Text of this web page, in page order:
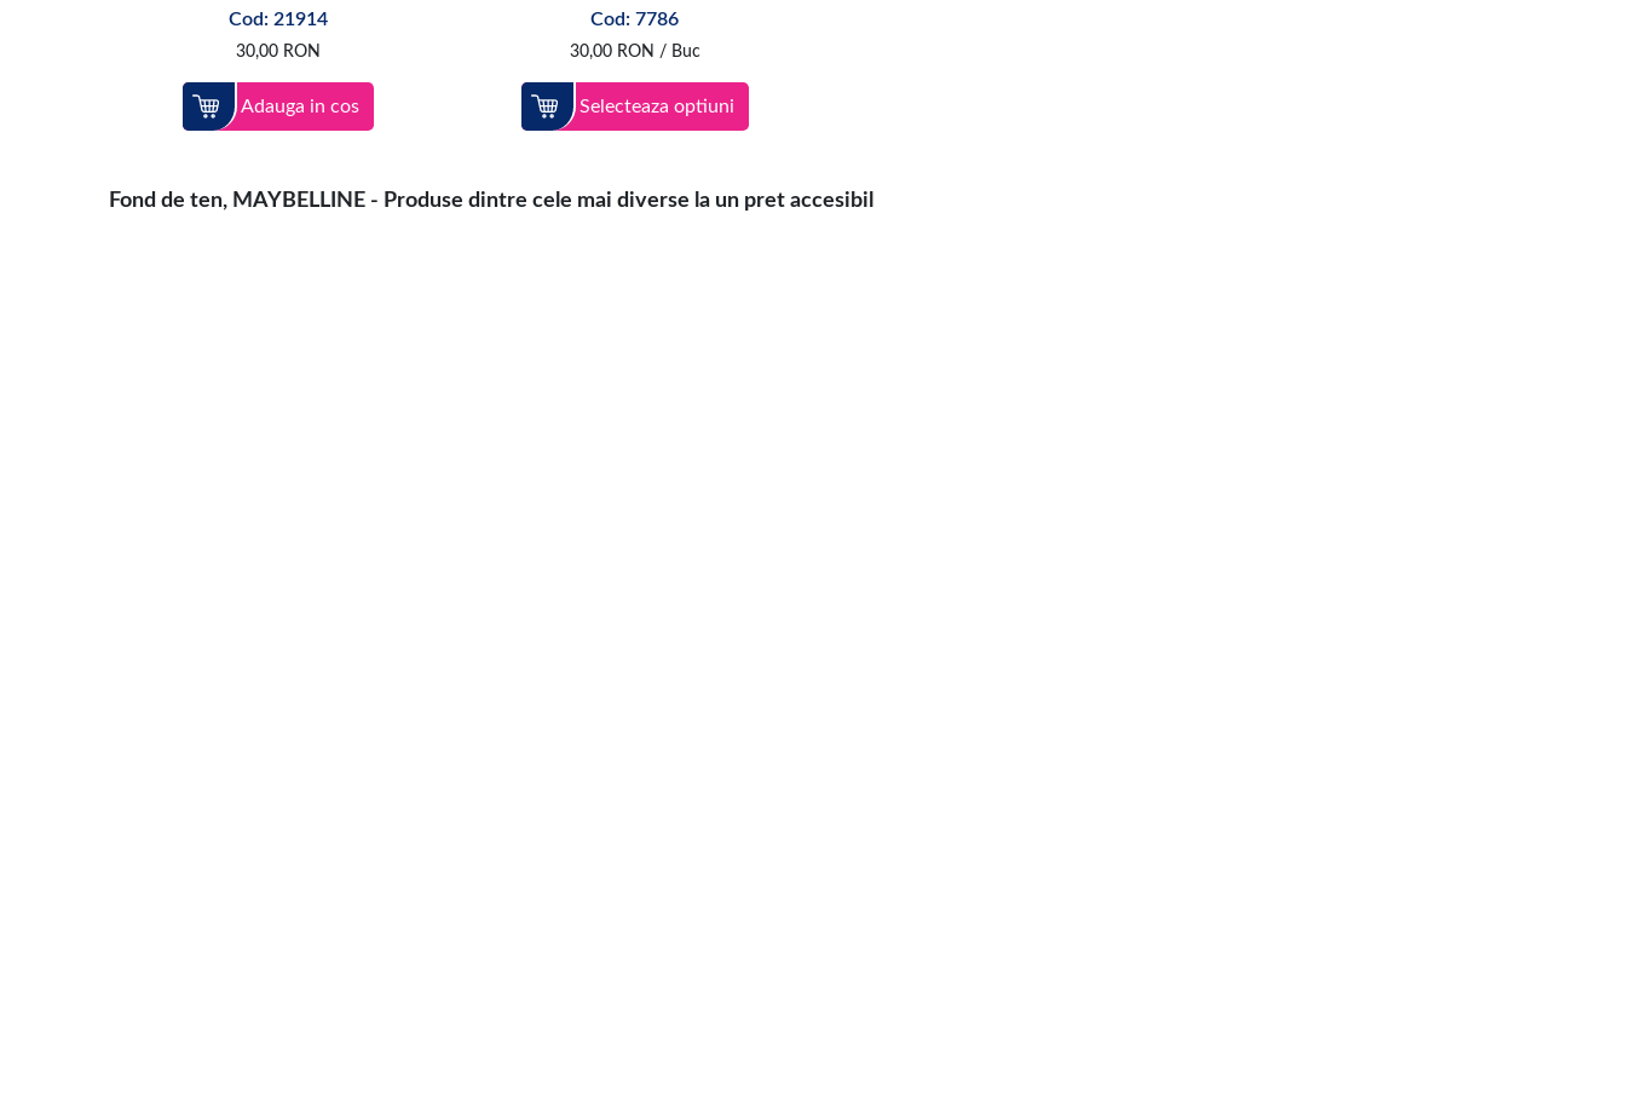
Cod: 21914
30,00 RON
Adauga in cos
Cod: 7786
30,00 RON / Buc
Selecteaza optiuni
Fond de ten, MAYBELLINE - Produse dintre cele mai diverse la un pret accesibil